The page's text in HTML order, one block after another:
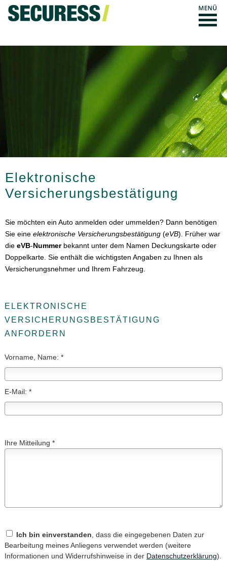
Elektronische
Versicherungsbestätigung
Sie möchten ein Auto anmelden oder ummelden? Dann benötigen
Sie eine elektronische Versicherungsbestätigung (eVB). Früher war
die eVB-Nummer bekannt unter dem Namen Deckungskarte oder
Doppelkarte. Sie enthält die wichtigsten Angaben zu Ihnen als
Versicherungsnehmer und Ihrem Fahrzeug.
ELEKTRONISCHE
VERSICHERUNGSBESTÄTIGUNG
ANFORDERN
Vorname, Name: *
E-Mail: *
Ihre Mitteilung *
Ich bin einverstanden , dass die eingegebenen Daten zur
Bearbeitung meines Anliegens verwendet werden (weitere
Informationen und Widerrufshinweise in der Datenschutzerklärung).